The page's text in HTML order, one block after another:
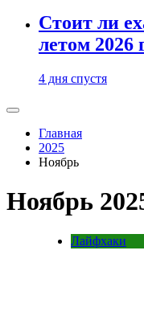
Стоит ли
летом 2026
4 дня спустя
Главная
2025
Ноябрь
Ноябрь
Лайфхаки